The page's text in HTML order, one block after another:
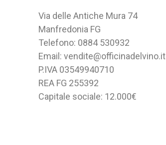
Via delle Antiche Mura 74
Manfredonia FG
Telefono: 0884 530932
Email: vendite@officinadelvino.it
P.IVA 03549940710
REA FG 255392
Capitale sociale: 12.000€